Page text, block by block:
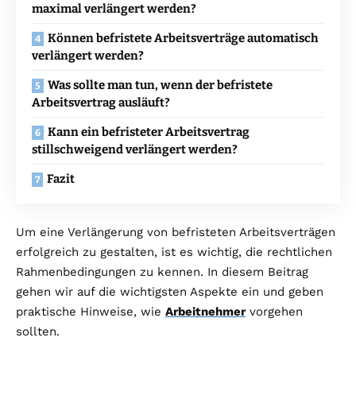
maximal verlängert werden?
Können befristete Arbeitsverträge automatisch
verlängert werden?
Was sollte man tun, wenn der befristete
Arbeitsvertrag ausläuft?
Kann ein befristeter Arbeitsvertrag
stillschweigend verlängert werden?
Fazit
Um eine Verlängerung von befristeten Arbeitsverträgen
erfolgreich zu gestalten, ist es wichtig, die rechtlichen
Rahmenbedingungen zu kennen. In diesem Beitrag
gehen wir auf die wichtigsten Aspekte ein und geben
praktische Hinweise, wie Arbeitnehmervorgehen
sollten.